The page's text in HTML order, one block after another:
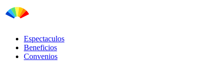
Espectaculos
Beneficios
Convenios